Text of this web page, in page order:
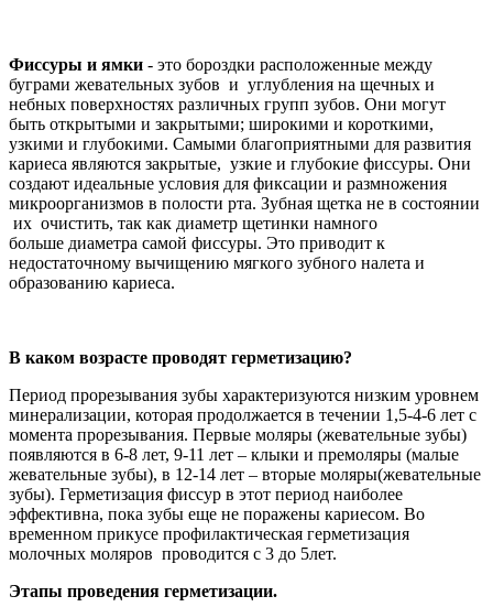
Фиссуры и ямки - это бороздки расположенные между
буграми жевательных зубов и углубления на щечных и
небных поверхностях различных групп зубов. Они могут
быть открытыми и закрытыми; широкими и короткими,
узкими и глубокими. Самыми благоприятными для развития
кариеса являются закрытые, узкие и глубокие фиссуры. Они
создают идеальные условия для фиксации и размножения
микроорганизмов в полости рта. Зубная щетка не в состоянии
их очистить, так как диаметр щетинки намного
больше диаметра самой фиссуры. Это приводит к
недостаточному вычищению мягкого зубного налета и
образованию кариеса.
В каком возрасте проводят герметизацию?
Период прорезывания зубы характеризуются низким уровнем
минерализации, которая продолжается в течении 1,5-4-6 лет с
момента прорезывания. Первые моляры (жевательные зубы)
появляются в 6-8 лет, 9-11 лет – клыки и премоляры (малые
жевательные зубы), в 12-14 лет – вторые моляры(жевательные
зубы). Герметизация фиссур в этот период наиболее
эффективна, пока зубы еще не поражены кариесом. Во
временном прикусе профилактическая герметизация
молочных моляров проводится с 3 до 5лет.
Этапы проведения герметизации.